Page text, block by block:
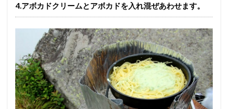
4.アボカドクリームとアボカドを入れ混ぜあわせます。